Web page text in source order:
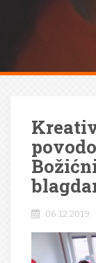
06.12.2019.